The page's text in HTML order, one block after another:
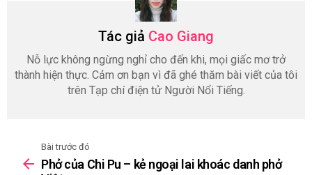
Tác giả Cao Giang
Nỗ lực không ngừng nghỉ cho đến khi, mọi giấc mơ trở
thành hiện thực. Cảm ơn bạn vì đã ghé thăm bài viết của tôi
trên Tạp chí điện tử Người Nổi Tiếng.
more
Bài trước đó
Phở của Chi Pu – kẻ ngoại lai khoác danh phở